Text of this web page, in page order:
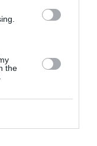
the
νέα για